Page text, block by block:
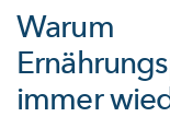
immer